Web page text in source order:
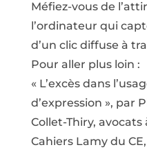
Méfiez-vous de
l’ordinateur qui
d’un clic diffuse à
Pour aller plus loin :
« L’excès dans
d’expression », par
Collet-Thiry, avocats
Cahiers Lamy du CE,